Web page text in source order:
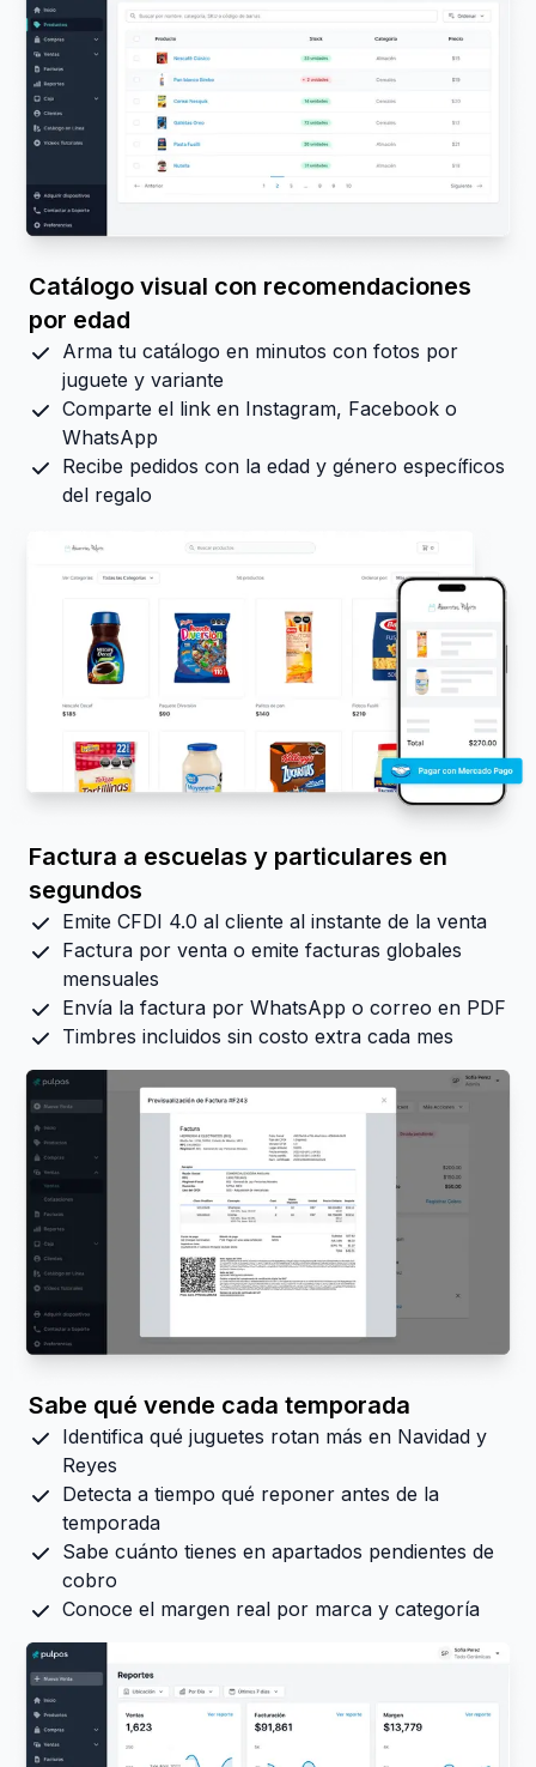
Catálogo visual con recomendaciones
por edad
Arma tu catálogo en minutos con fotos por
juguete y variante
Comparte el link en Instagram, Facebook o
WhatsApp
Recibe pedidos con la edad y género específicos
del regalo
Factura a escuelas y particulares en
segundos
Emite CFDI 4.0 al cliente al instante de la venta
Factura por venta o emite facturas globales
mensuales
Envía la factura por WhatsApp o correo en PDF
Timbres incluidos sin costo extra cada mes
Sabe qué vende cada temporada
Identifica qué juguetes rotan más en Navidad y
Reyes
Detecta a tiempo qué reponer antes de la
temporada
Sabe cuánto tienes en apartados pendientes de
cobro
Conoce el margen real por marca y categoría